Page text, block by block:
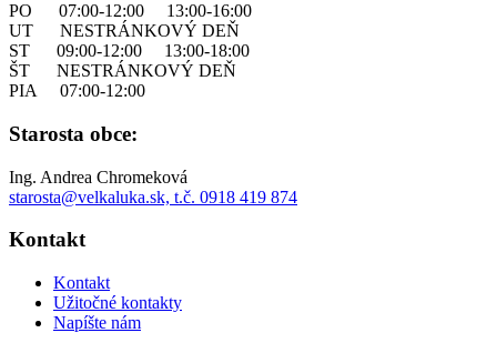
PO 07:00-12:00 13:00-16:00
UT NESTRÁNKOVÝ DEŇ
ST 09:00-12:00 13:00-18:00
ŠT NESTRÁNKOVÝ DEŇ
PIA 07:00-12:00
Starosta obce:
Ing. Andrea Chromeková
starosta@velkaluka.sk, t.č. 0918 419 874
Kontakt
Kontakt
Užitočné kontakty
Napíšte nám